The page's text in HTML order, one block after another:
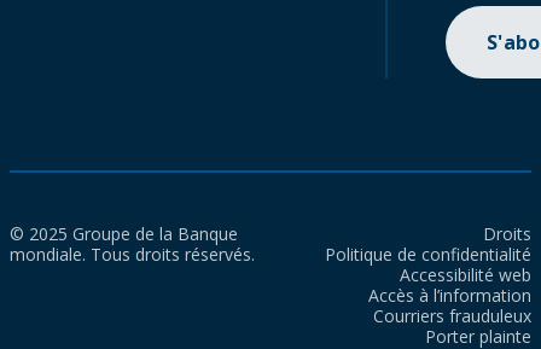
© 2025 Groupe de la Banque
mondiale. Tous droits réservés.
Droits
Politique de confidentialité
Accessibilité web
Accès à l’information
Courriers frauduleux
Porter plainte